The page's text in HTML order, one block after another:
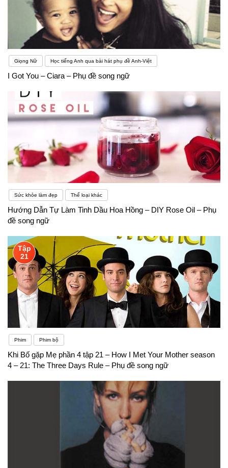
Giọng Nữ Học tiếng Anh qua bài hát phụ đề Anh-Việt
I Got You – Ciara – Phụ đề song ngữ
Sức khỏe làm đẹp Thể loại khác
Hướng Dẫn Tự Làm Tinh Dầu Hoa Hồng – DIY Rose Oil – Phụ
đề song ngữ
Tập
21
Phim Phim bộ
Khi Bố gặp Mẹ phần 4 tập 21 – How I Met Your Mother season
4 – 21: The Three Days Rule – Phụ đề song ngữ